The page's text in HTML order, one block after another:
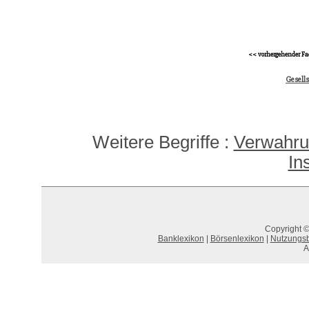
<< vorhergehender
Weitere Begriffe :
Copyright
Banklexikon
Börsenlexikon